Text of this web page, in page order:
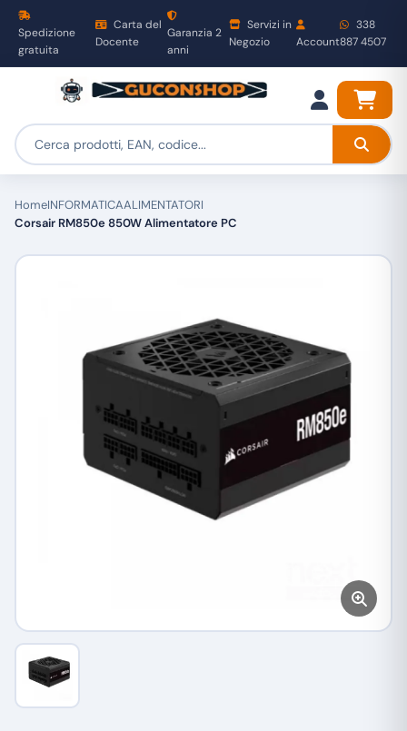
Spedizione
gratuita
Carta del
Docente
Garanzia 2
anni
Servizi in
Negozio
Account
338
887 4507
HomeINFORMATICAALIMENTATORI
Corsair RM850e 850W Alimentatore PC